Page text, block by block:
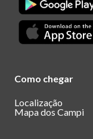
Como chegar
Localização
Mapa dos Campi